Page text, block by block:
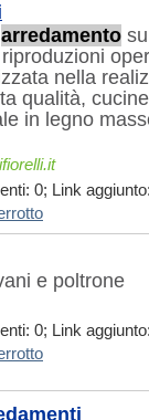
arredamento
nella
qualità,
in legno
0; Link
e poltrone
0; Link